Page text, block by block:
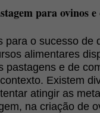
para ovinos
para o sucesso de
alimentares
pastagens e de
Existem
atingir as
na criação de